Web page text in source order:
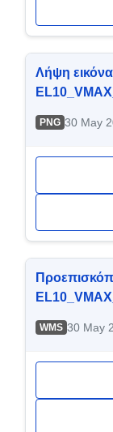
Λήψη
PNG 30 May
WMS 30 May